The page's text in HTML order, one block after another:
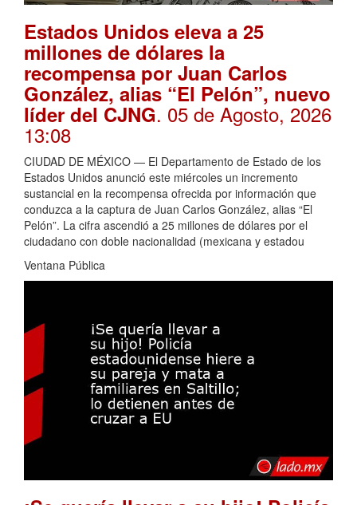
Estados Unidos eleva a 25
millones de dólares la
recompensa por Juan Carlos
González, alias “El Pelón”, nuevo
líder del CJNG. 05 de Agosto, 2026
13:08
CIUDAD DE MÉXICO — El Departamento de Estado de los
Estados Unidos anunció este miércoles un incremento
sustancial en la recompensa ofrecida por información que
conduzca a la captura de Juan Carlos González, alias “El
Pelón”. La cifra ascendió a 25 millones de dólares por el
ciudadano con doble nacionalidad (mexicana y estadou
Ventana Pública